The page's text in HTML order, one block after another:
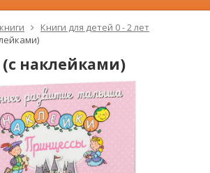
Книги для детей 0 - 2 лет
наклейками)